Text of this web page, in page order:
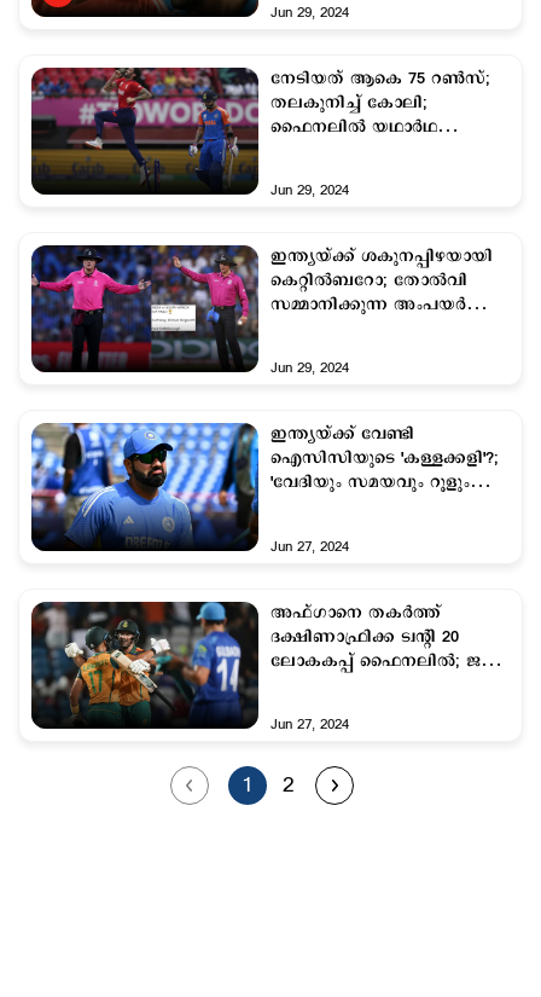
Jun 29, 2024
നേടിയത് ആകെ 75 റൺസ്;
തലകുനിച്ച് കോലി;
ഫൈനലിൽ യഥാർഥ
Jun 29, 2024
ഇന്ത്യയ്ക്ക് ശകുനപ്പിഴയായി
കെറ്റിൽബറോ; തോൽവി
സമ്മാനിക്കുന്ന അംപയർ
Jun 29, 2024
ഇന്ത്യയ്ക്ക് വേണ്ടി
ഐസിസിയുടെ 'കള്ളക്കളി'?;
'വേദിയും സമയവും റൂളും
Jun 27, 2024
അഫ്ഗാ‌നെ തകര്‍ത്ത്
ദക്ഷിണാഫ്രിക്ക ട്വന്‍റി 20
ലോകകപ്പ് ഫൈനലില്‍; ജയം
Jun 27, 2024
1 2